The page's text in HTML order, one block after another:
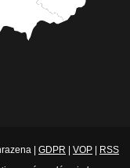
| GDPR | VOP | RSS